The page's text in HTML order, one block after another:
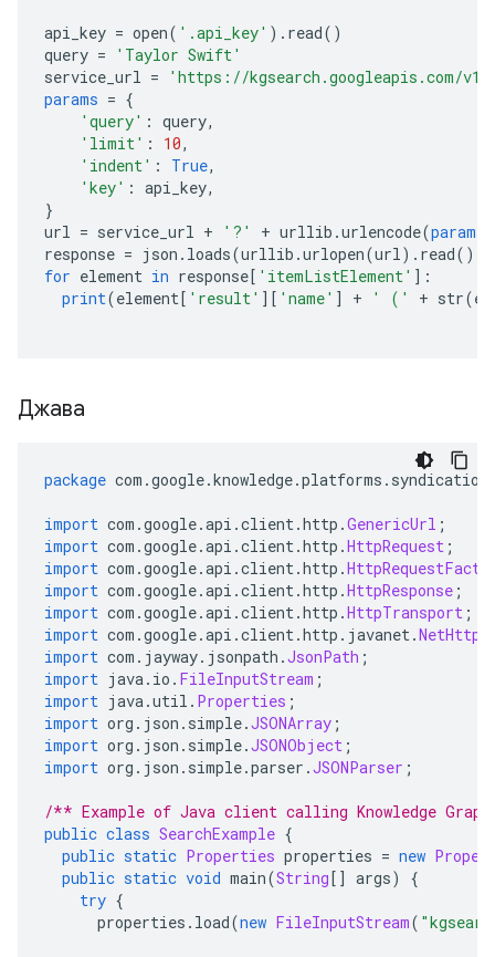
api_key = open( '.api_key' ). read()
query =
'Taylor Swift'
service_url =
'https://kgsearch.googleapis.com/
params = {
'query' : query,
'limit' : 10,
'indent' : True,
'key' : api_key,
}
url = service_url + '?' + urllib .urlencode(params
response = json . loads(urllib .urlopen(url). read())
for element in response[ 'itemListElement' ]:
print(element[ 'result' ][ 'name' ] + ' (' + str(
Джава
package com .google.knowledge.platforms . syndication
import com .google.api .client.http .GenericUrl ;
import com .google.api .client.http .HttpRequest ;
import com .google.api .client.http .
import com .google.api .client.http .HttpResponse ;
import com .google.api .client.http .HttpTransport ;
import com .google.api .client.http . javanet.
import com . jayway. jsonpath .JsonPath ;
import java. io . FileInputStream ;
import java.util . Properties ;
import org . json . simple.JSONArray ;
import org . json . simple.JSONObject ;
import org . json . simple.parser .JSONParser ;
/** Example of Java client calling Knowledge
public class SearchExample {
public static Properties properties = new
public static void main(String[] args)
{
try {
properties . load(new FileInputStream(